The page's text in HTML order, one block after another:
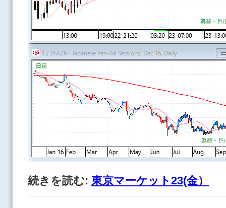
続きを読む: 東京マーケット23(金）